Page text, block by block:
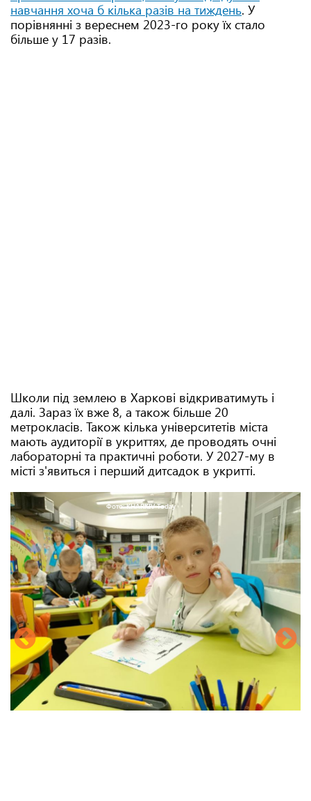
навчання хоча б кілька разів на тиждень. У
порівнянні з вереснем 2023-го року їх стало
більше у 17 разів.
Школи під землею в Харкові відкриватимуть і
далі. Зараз їх вже 8, а також більше 20
метрокласів. Також кілька університетів міста
мають аудиторії в укриттях, де проводять очні
лабораторні та практичні роботи. У 2027-му в
місті з'явиться і перший дитсадок в укритті.
Фото: KHARKIV Today